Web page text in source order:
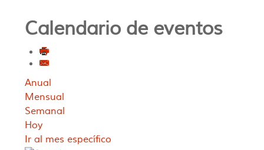
Calendario de eventos
Anual
Mensual
Semanal
Hoy
Ir al mes específico